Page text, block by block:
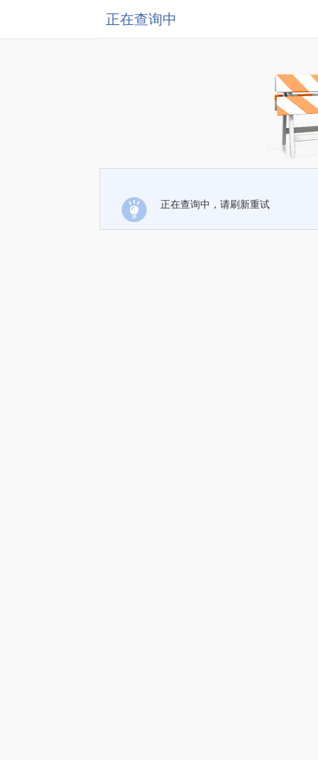
正在查询中
正在查询中，请刷新重试